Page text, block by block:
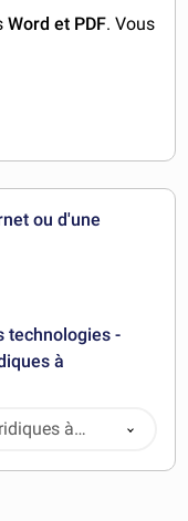
Word et PDF. Vous
ou d'une
technologies -
à
à